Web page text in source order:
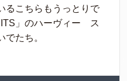
るこちらもうっとりで
」のハーヴィー ス
たち。